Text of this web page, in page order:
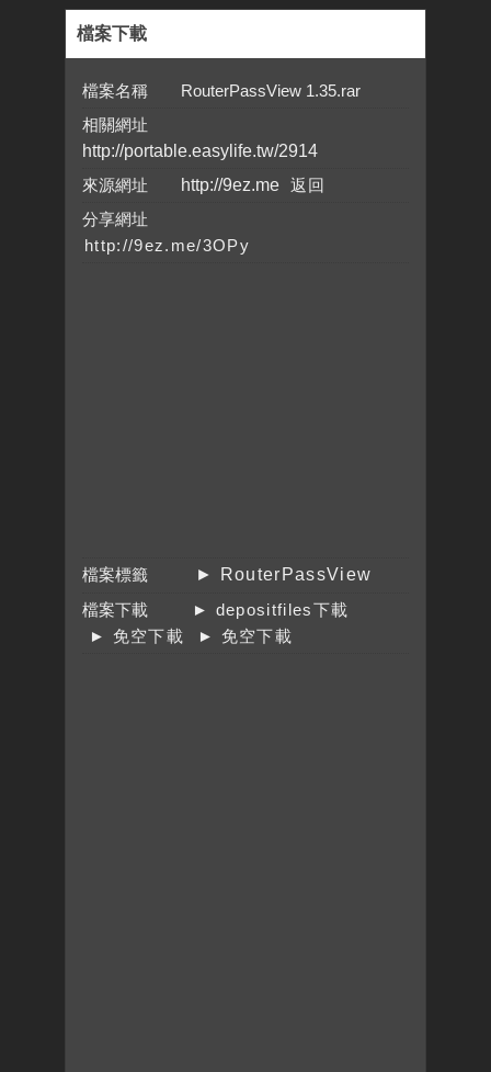
檔案下載
檔案名稱 RouterPassView 1.35.rar
相關網址
http://portable.easylife.tw/2914
來源網址
http://9ez.me
分享網址
檔案標籤
► RouterPassView
檔案下載